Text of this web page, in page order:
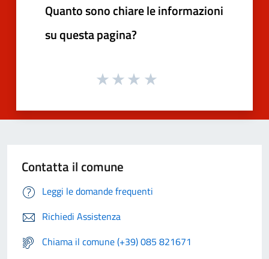
Quanto sono chiare le informazioni
su questa pagina?
Contatta il comune
Leggi le domande frequenti
Richiedi Assistenza
Chiama il comune (+39) 085 821671